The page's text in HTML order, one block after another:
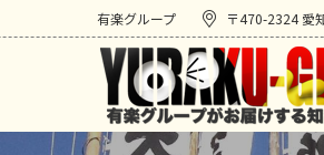
有楽グループ 〒470-2324 愛